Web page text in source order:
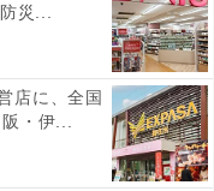
災...
店に、全国
・伊...